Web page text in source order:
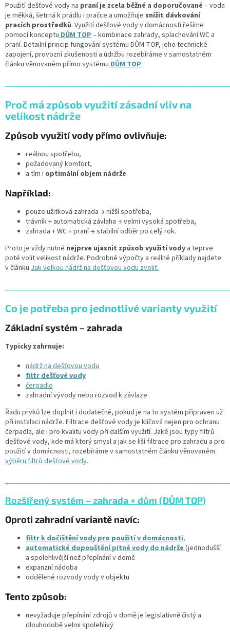
Použití dešťové vody na praní je zcela běžné a doporučované – voda
je měkká, šetrná k prádlu i pračce a umožňuje snížit dávkování
pracích prostředků. Využití dešťové vody v domácnosti řešíme
pomocí konceptu DŮM TOP– kombinace zahrady, splachování WC a
praní. Detailní princip fungování systému DŮM TOP, jeho technické
zapojení, provozní zkušenosti a údržbu rozebíráme v samostatném
článku věnovaném přímo systému DŮM TOP.
Proč má způsob využití zásadní vliv na
velikost nádrže
Způsob využití vody přímo ovlivňuje:
reálnou spotřebu,
požadovaný komfort,
a tím i optimální objem nádrže.
Například:
pouze užitková zahrada → nižší spotřeba,
trávník + automatická závlaha → velmi vysoká spotřeba,
zahrada + WC + praní → stabilní odběr po celý rok.
Proto je vždy nutné nejprve ujasnit způsob využití vody a teprve
poté volit velikost nádrže. Podrobné výpočty a reálné příklady najdete
v článku Jak velkou nádrž na dešťovou vodu zvolit.
Co je potřeba pro jednotlivé varianty využití
Základní systém – zahrada
Typicky zahrnuje:
nádrž na dešťovou vodu
filtr dešťové vody
čerpadlo
zahradní vývody nebo rozvod k závlaze
Řadu prvků lze doplnit i dodatečně, pokud je na to systém připraven už
při instalaci nádrže. Filtrace dešťové vody je klíčová nejen pro ochranu
čerpadla, ale i pro kvalitu vody při dalším využití. Jaké jsou typy filtrů
dešťové vody, kde má který smysl a jak se liší filtrace pro zahradu a pro
použití v domácnosti, rozebíráme v samostatném článku věnovaném
výběru filtrů dešťové vody.
Rozšířený systém – zahrada + dům (DŮM TOP)
Oproti zahradní variantě navíc:
filtr k dočištění vody pro použití v domácnosti,
automatické dopouštění pitné vody do nádrže(jednodušší
a spolehlivější než přepínání v domě
expanzní nádoba
oddělené rozvody vody v objektu
Tento způsob:
nevyžaduje přepínání zdrojů v domě je legislativně čistý a
dlouhodobě velmi spolehlivý